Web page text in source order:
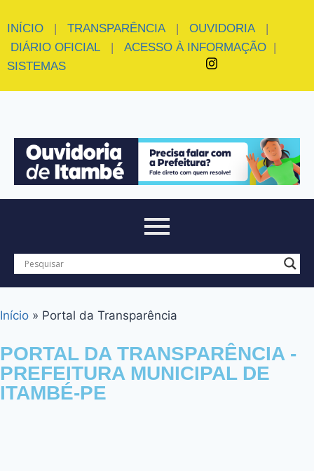
INÍCIO | TRANSPARÊNCIA| OUVIDORIA|
DIÁRIO OFICIAL | ACESSO À INFORMAÇÃO |
SISTEMAS
Início » Portal da Transparência
PORTAL DA TRANSPARÊNCIA -
PREFEITURA MUNICIPAL DE
ITAMBÉ-PE